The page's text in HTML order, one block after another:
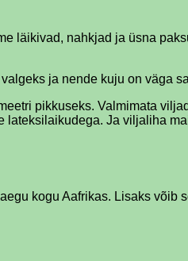
läikivad, nahkjad ja üsna
ja nende kuju on väga
pikkuseks. Valmimata
Ja viljaliha
kogu Aafrikas. Lisaks võib